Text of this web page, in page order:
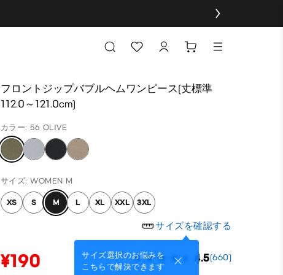
フロントジップバブルヘムワンピース(丈標準
112.0～121.0cm)
カラー: 56 OLIVE
サイズ: WOMEN M
XS S M L XL XXL 3XL
サイズを確認する
サイズ選択のお悩みを
こちらで解決できます
¥190 4.5(660)